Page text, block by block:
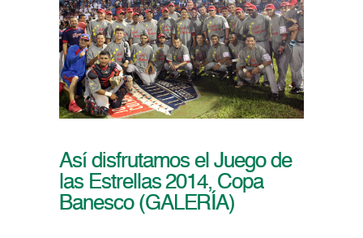
Así disfrutamos el Juego de
las Estrellas 2014, Copa
Banesco (GALERÍA)